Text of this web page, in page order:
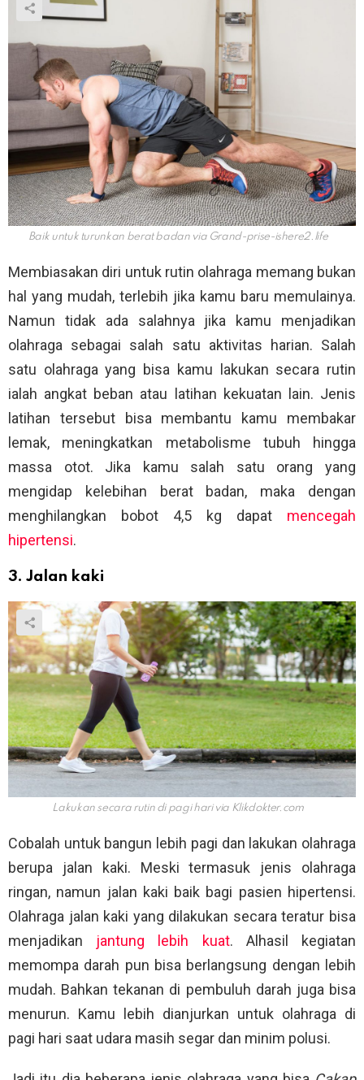
Baik untuk turunkan berat badan via Grand-prise-ishere2.life
Membiasakan diri untuk rutin olahraga memang bukan
hal yang mudah, terlebih jika kamu baru memulainya.
Namun tidak ada salahnya jika kamu menjadikan
olahraga sebagai salah satu aktivitas harian. Salah
satu olahraga yang bisa kamu lakukan secara rutin
ialah angkat beban atau latihan kekuatan lain. Jenis
latihan tersebut bisa membantu kamu membakar
lemak, meningkatkan metabolisme tubuh hingga
massa otot. Jika kamu salah satu orang yang
mengidap kelebihan berat badan, maka dengan
menghilangkan bobot 4,5 kg dapat mencegah
hipertensi.
3. Jalan kaki
Lakukan secara rutin di pagi hari via Klikdokter.com
Cobalah untuk bangun lebih pagi dan lakukan olahraga
berupa jalan kaki. Meski termasuk jenis olahraga
ringan, namun jalan kaki baik bagi pasien hipertensi.
Olahraga jalan kaki yang dilakukan secara teratur bisa
menjadikan jantung lebih kuat. Alhasil kegiatan
memompa darah pun bisa berlangsung dengan lebih
mudah. Bahkan tekanan di pembuluh darah juga bisa
menurun. Kamu lebih dianjurkan untuk olahraga di
pagi hari saat udara masih segar dan minim polusi.